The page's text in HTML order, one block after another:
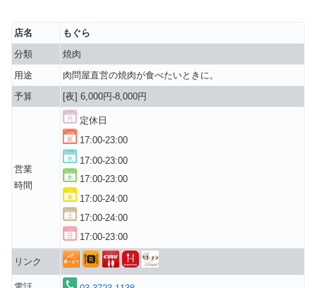
店名
もぐら
分類
焼肉
用途
肉問屋直営の焼肉が食べたいときに。
予算
[夜] 6,000円-8,000円
営業
時間
定休日
17:00-23:00
17:00-23:00
17:00-23:00
17:00-24:00
17:00-24:00
17:00-23:00
リンク